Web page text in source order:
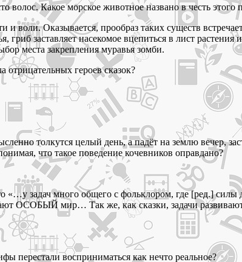
Какое морское животное названо в честь этого
воли. Оказывается, прообраз таких существ
заставляет насекомое вцепиться в лист растения
места закрепления муравья зомби.
героев сказок?
толкутся целый день, а падёт на землю вечер,
что такое поведение кочевников оправдано?
задач много общего с фольклором, где [ред.] силы
ОСОБЫЙ мир… Так же, как сказки, задачи
перестали восприниматься как нечто реальное?